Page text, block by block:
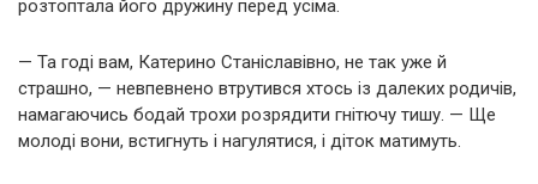
розтоптала його дружину перед усіма.
— Та годі вам, Катерино Станіславівно, не так уже й
страшно, — невпевнено втрутився хтось із далеких родичів,
намагаючись бодай трохи розрядити гнітючу тишу. — Ще
молоді вони, встигнуть і нагулятися, і діток матимуть.